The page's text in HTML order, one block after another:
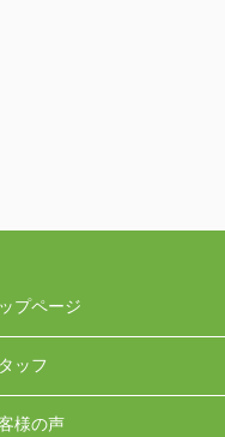
プページ
ッフ
様の声